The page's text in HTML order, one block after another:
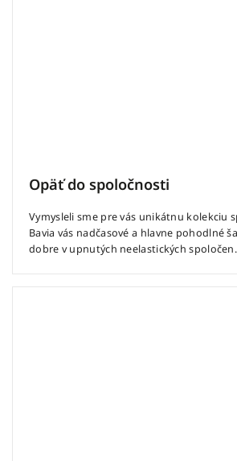
Opäť do spoločnosti
Vymysleli sme pre vás unikátnu kolekciu
Bavia vás nadčasové a hlavne pohodlné
dobre v upnutých neelastických